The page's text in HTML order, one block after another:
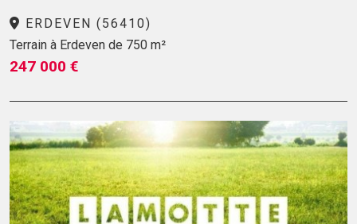
ERDEVEN (56410)
Terrain à Erdeven de 750 m²
247 000 €